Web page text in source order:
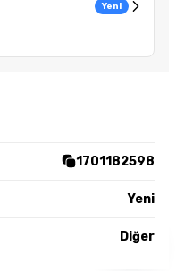
Yeni
1701182598
Yeni
Diğer